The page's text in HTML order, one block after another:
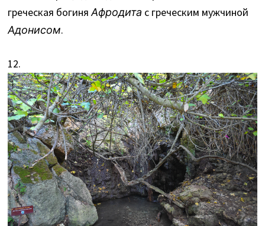
греческая богиняАфродита с греческим мужчиной
Адонисом.
12.